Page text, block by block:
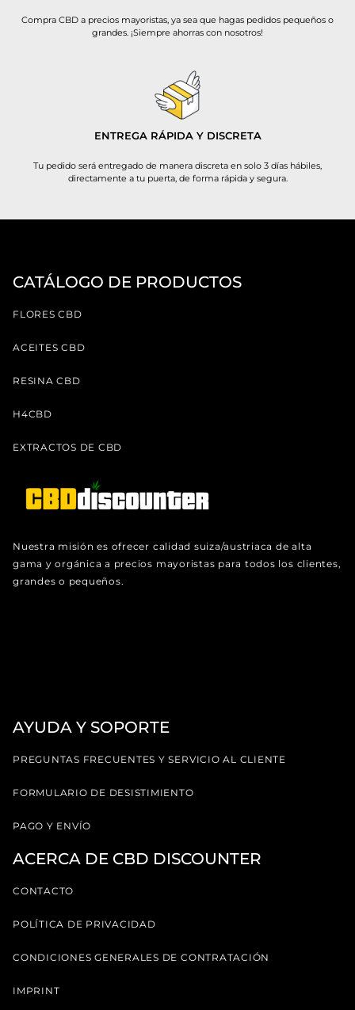
Compra CBD a precios mayoristas, ya sea que hagas pedidos pequeños o
grandes. ¡Siempre ahorras con nosotros!
ENTREGA RÁPIDA Y DISCRETA
Tu pedido será entregado de manera discreta en solo 3 días hábiles,
directamente a tu puerta, de forma rápida y segura.
CATÁLOGO DE PRODUCTOS
FLORES CBD
ACEITES CBD
RESINA CBD
H4CBD
EXTRACTOS DE CBD
Nuestra misión es ofrecer calidad suiza/austriaca de alta
gama y orgánica a precios mayoristas para todos los clientes,
grandes o pequeños.
AYUDA Y SOPORTE
PREGUNTAS FRECUENTES Y SERVICIO AL CLIENTE
FORMULARIO DE DESISTIMIENTO
PAGO Y ENVÍO
ACERCA DE CBD DISCOUNTER
CONTACTO
POLÍTICA DE PRIVACIDAD
CONDICIONES GENERALES DE CONTRATACIÓN
IMPRINT